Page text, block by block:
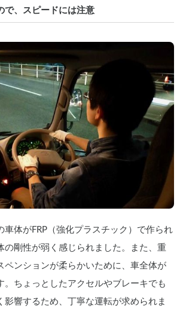
で、スピードには注意
車体がFRP（強化プラスチック）で作られ
の剛性が弱く感じられました。また、重
ペンションが柔らかいために、車全体が
。ちょっとしたアクセルやブレーキでも
影響するため、丁寧な運転が求められま